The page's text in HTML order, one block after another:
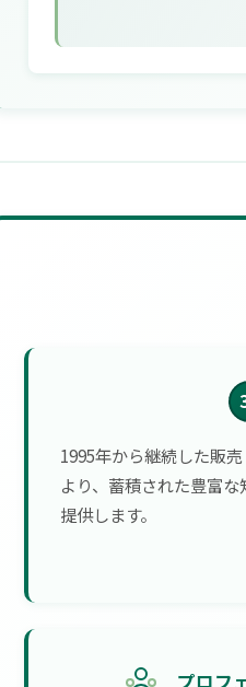
1995年から継続した販
より、蓄積された豊富
提供します。
プロフ